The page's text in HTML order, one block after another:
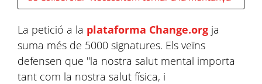
La petició a la plataforma Change.org ja
suma més de 5000 signatures. Els veïns
defensen que "la nostra salut mental importa
tant com la nostra salut física, i